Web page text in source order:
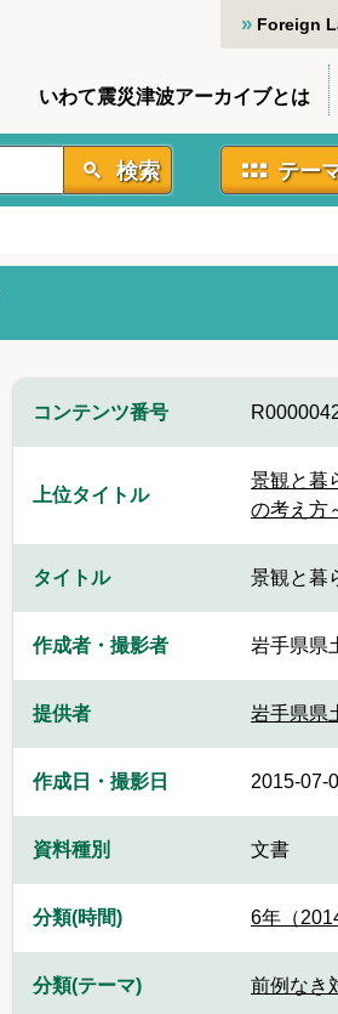
Foreign
いわて震災津波アーカイブとは
検索 テー
コンテンツ番号
上位タイトル
景観と暮
の考え方
タイトル 景観と暮
作成者・撮影者 岩手県県
提供者 岩手県県
作成日・撮影日 2015-07-
資料種別 文書
分類(時間) 6年（
分類(テーマ) 前例なき